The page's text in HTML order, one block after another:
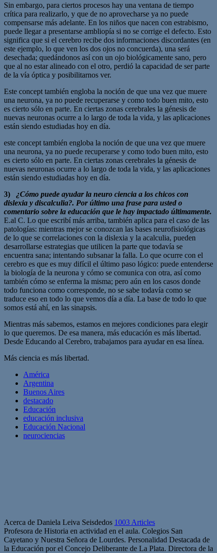
Sin embargo, para ciertos procesos hay una ventana de tiempo
crítica para realizarlo, y que de no aprovecharse ya no puede
compensarse más adelante. En los niños que nacen con estrabismo,
puede llegar a presentarse ambliopía si no se corrige el defecto. Esto
significa que si el cerebro recibe dos informaciones discordantes (en
este ejemplo, lo que ven los dos ojos no concuerda), una será
desechada; quedándonos así con un ojo biológicamente sano, pero
que al no estar alineado con el otro, perdió la capacidad de ser parte
de la vía óptica y posibilitarnos ver.
Este concept también engloba la noción de que una vez que muere
una neurona, ya no puede recuperarse y como todo buen mito, esto
es cierto sólo en parte. En ciertas zonas cerebrales la génesis de
nuevas neuronas ocurre a lo largo de toda la vida, y las aplicaciones
están siendo estudiadas hoy en día.
este concept también engloba la noción de que una vez que muere
una neurona, ya no puede recuperarse y como todo buen mito, esto
es cierto sólo en parte. En ciertas zonas cerebrales la génesis de
nuevas neuronas ocurre a lo largo de toda la vida, y las aplicaciones
están siendo estudiadas hoy en día.
3) ¿Cómo puede ayudar la neuro ciencia a los chicos con
dislexia y discalculia?. Por último una frase para usted o
comentario sobre la educación que le hay impactado últimamente.
E.al C. Lo que escribí más arriba, también aplica para el caso de las
patologías: mientras mejor se conozcan las bases neurofisiológicas
de lo que se correlaciones con la dislexia y la acalculia, pueden
desarrollarse estrategias que utilicen la parte que todavía se
encuentra sana; intentando subsanar la falla. Lo que ocurre con el
cerebro es que es muy difícil el último paso lógico: puede entenderse
la biología de la neurona y cómo se comunica con otra, así como
también cómo se enferma la misma; pero aún en los casos donde
todo funciona como corresponde, no se sabe todavía como se
traduce eso en todo lo que vemos día a día. La base de todo lo que
somos está ahí, en las sinapsis.
Mientras más sabemos, estamos en mejores condiciones para elegir
lo que queremos. De esa manera, más educación es más libertad.
Desde Educando al Cerebro, trabajamos para ayudar en esa línea.
Más ciencia es más libertad.
América
Argentina
Buenos Aires
destacado
Educación
educación inclusiva
Educación Nacional
neurociencias
Acerca de Daniela Leiva Seisdedos 1003 Articles
Profesora de Historia en actividad en el aula. Colegios San
Cayetano y Nuestra Señora de Lourdes. Personalidad Destacada de
la Educación por el Concejo Deliberante de La Plata. Directora de la